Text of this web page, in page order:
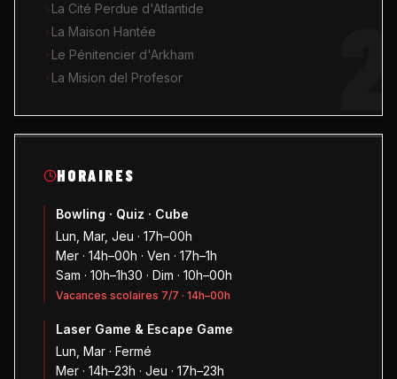
HORAIRES
Bowling · Quiz · Cube
Lun, Mar, Jeu · 17h–00h
Mer · 14h–00h · Ven · 17h–1h
Sam · 10h–1h30 · Dim · 10h–00h
Vacances scolaires 7/7 · 14h–00h
Laser Game & Escape Game
Lun, Mar · Fermé
Mer · 14h–23h · Jeu · 17h–23h
La Cité Perdue d'Atlantide
La Maison Hantée
Le Pénitencier d'Arkham
La Mision del Profesor